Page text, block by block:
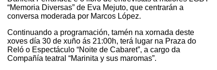
“Memoria Diversas” de Eva Mejuto, que centrarán a
conversa moderada por Marcos López.
Continuando a programación, tamén na xornada deste
xoves día 30 de xuño ás 21:00h, terá lugar na Praza do
Reló o Espectáculo “Noite de Cabaret”, a cargo da
Compañía teatral “Marinita y sus maromas”.